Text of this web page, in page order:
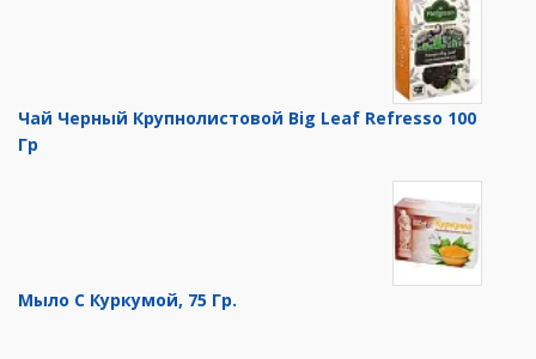
Чай Черный Крупнолистовой Big Leaf Refresso 100
Гр
Мыло С Куркумой, 75 Гр.